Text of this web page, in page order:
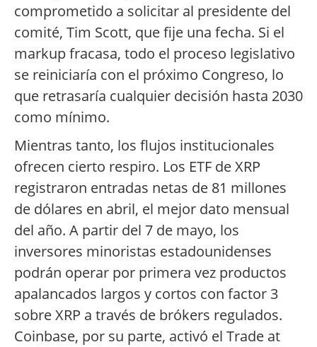
comprometido a solicitar al presidente del
comité, Tim Scott, que fije una fecha. Si el
markup fracasa, todo el proceso legislativo
se reiniciaría con el próximo Congreso, lo
que retrasaría cualquier decisión hasta 2030
como mínimo.
Mientras tanto, los flujos institucionales
ofrecen cierto respiro. Los ETF de XRP
registraron entradas netas de 81 millones
de dólares en abril, el mejor dato mensual
del año. A partir del 7 de mayo, los
inversores minoristas estadounidenses
podrán operar por primera vez productos
apalancados largos y cortos con factor 3
sobre XRP a través de brókers regulados.
Coinbase, por su parte, activó el Trade at